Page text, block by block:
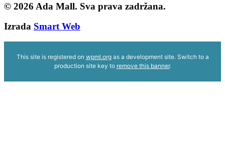
© 2026 Ada Mall. Sva prava zadržana.
Izrada Smart Web
This site is registered on wpml.orgas a development site. Switch to a
production site key to remove this banner.